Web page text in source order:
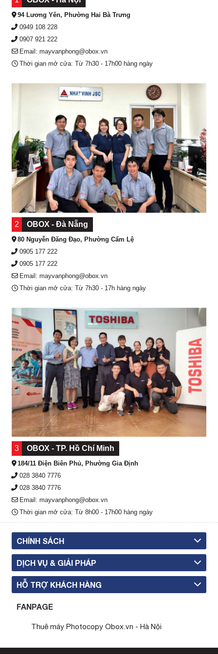
94 Lương Yên, Phường Hai Bà Trưng
0949 108 228
0907 921 222
Email: mayvanphong@obox.vn
Thời gian mở cửa: Từ 7h30 - 17h00 hàng ngày
2 OBOX - Đà Nẵng
80 Nguyễn Đăng Đạo, Phường Cẩm Lệ
0905 177 222
0905 177 222
Email: mayvanphong@obox.vn
Thời gian mở cửa: Từ 7h30 - 17h hàng ngày
3 OBOX - TP. Hồ Chí Minh
184/11 Điện Biên Phủ, Phường Gia Định
028 3840 7776
028 3840 7776
Email: mayvanphong@obox.vn
Thời gian mở cửa: Từ 8h00 - 17h00 hàng ngày
CHÍNH SÁCH
DỊCH VỤ & GIẢI PHÁP
HỖ TRỢ KHÁCH HÀNG
FANPAGE
Thuê máy Photocopy Obox.vn - Hà Nội